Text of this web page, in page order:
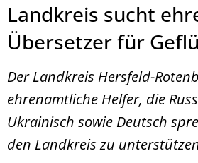
Landkreis sucht
Übersetzer für
Der Landkreis Hersfeld-
ehrenamtliche Helfer, die
Ukrainisch sowie Deutsch
den Landkreis zu